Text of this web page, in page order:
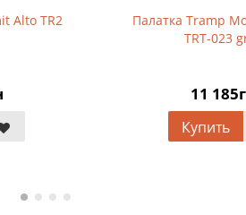
Палатка Tramp Mountain 3
TRT-023 green
11 185грн